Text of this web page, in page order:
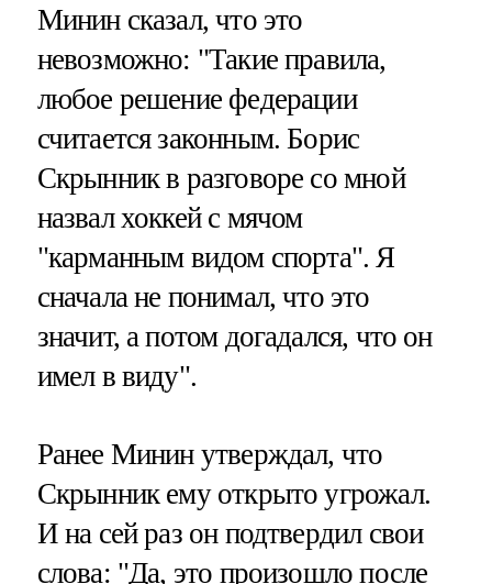
Минин сказал, что это
невозможно: "Такие правила,
любое решение федерации
считается законным. Борис
Скрынник в разговоре со мной
назвал хоккей с мячом
"карманным видом спорта". Я
сначала не понимал, что это
значит, а потом догадался, что он
имел в виду".
Ранее Минин утверждал, что
Скрынник ему открыто угрожал.
И на сей раз он подтвердил свои
слова: "Да, это произошло после